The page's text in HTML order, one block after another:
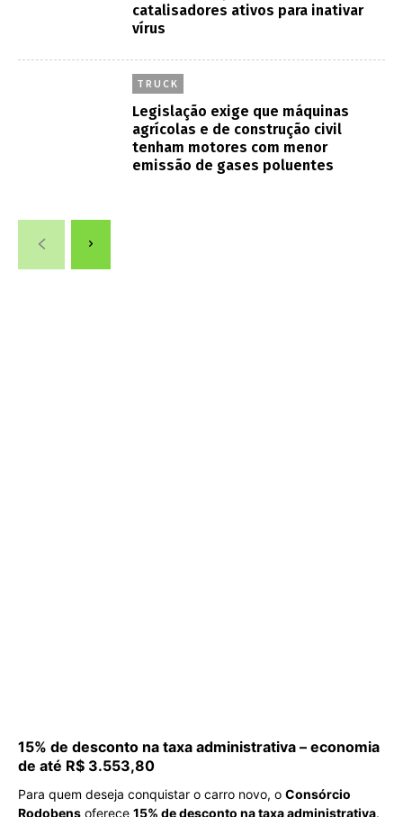
catalisadores ativos para inativar
vírus
TRUCK
Legislação exige que máquinas
agrícolas e de construção civil
tenham motores com menor
emissão de gases poluentes
15% de desconto na taxa administrativa – economia
de até R$ 3.553,80
Para quem deseja conquistar o carro novo, o Consórcio
Rodobens oferece 15% de desconto na taxa administrativa.